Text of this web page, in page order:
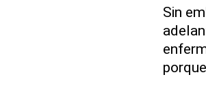
Sin